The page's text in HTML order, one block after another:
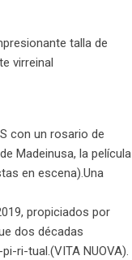
talla de
virreinal
con un rosario de
Madeinusa, la película
en escena).Una
propiciados por
dos décadas
ri-tual.(VITA NUOVA).